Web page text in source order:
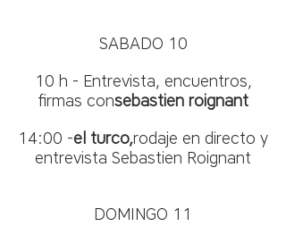
SABADO 10
10 h - Entrevista, encuentros,
firmas consebastien roignant
14:00 -el turco,rodaje en directo y
entrevista Sebastien Roignant
DOMINGO 11